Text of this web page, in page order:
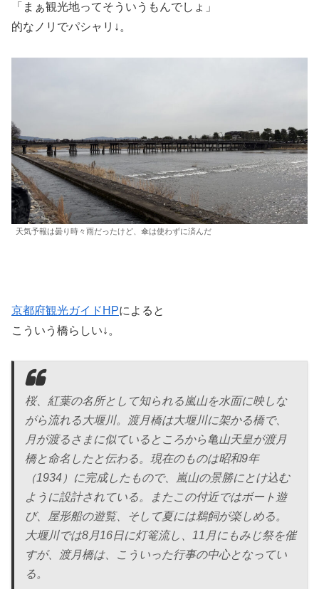
「まぁ観光地ってそういうもんでしょ」
的なノリでパシャリ↓。
天気予報は曇り時々雨だったけど、傘は使わずに済んだ
京都府観光ガイドHPによると
こういう橋らしい↓。
桜、紅葉の名所として知られる嵐山を水面に映しな
がら流れる大堰川。渡月橋は大堰川に架かる橋で、
月が渡るさまに似ているところから亀山天皇が渡月
橋と命名したと伝わる。現在のものは昭和9年
（1934）に完成したもので、嵐山の景勝にとけ込む
ように設計されている。またこの付近ではボート遊
び、屋形船の遊覧、そして夏には鵜飼が楽しめる。
大堰川では8月16日に灯篭流し、11月にもみじ祭を催
すが、渡月橋は、こういった行事の中心となってい
る。